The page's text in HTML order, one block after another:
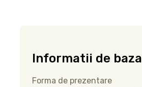
Informatii de baza
Forma de prezentare